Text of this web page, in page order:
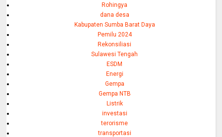
Rohingya
dana desa
Kabupaten Sumba Barat Daya
Pemilu 2024
Rekonsiliasi
Sulawesi Tengah
ESDM
Energi
Gempa
Gempa NTB
Listrik
investasi
terorisme
transportasi